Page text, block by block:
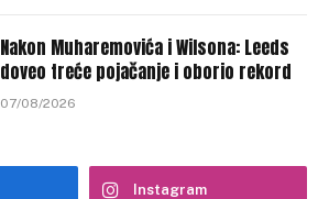
Nakon Muharemovića i Wilsona: Leeds
doveo treće pojačanje i oborio rekord
07/08/2026
Instagram